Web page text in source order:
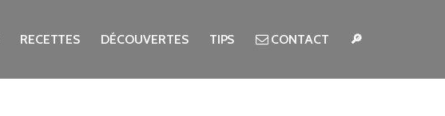
RECETTES DÉCOUVERTES TIPS CONTACT 🔎